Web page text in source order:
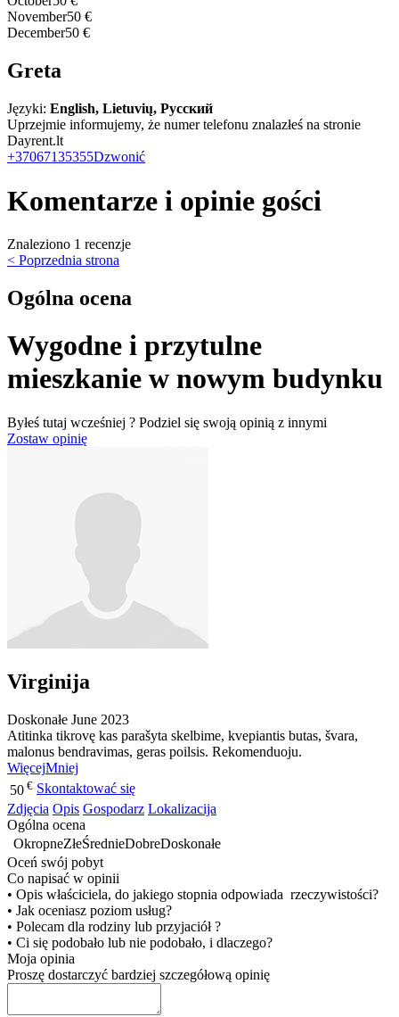
November50 €
December50 €
Greta
Języki: English, Lietuvių, Русский
Uprzejmie informujemy, że numer telefonu znalazłeś na stronie
Dayrent.lt
+37067135355Dzwonić
Komentarze i opinie gości
Znaleziono 1 recenzje
< Poprzednia strona
Ogólna ocena
Wygodne i przytulne
mieszkanie w nowym budynku
Byłeś tutaj wcześniej ? Podziel się swoją opinią z innymi
Zostaw opinię
Virginija
Doskonałe June 2023
Atitinka tikrovę kas parašyta skelbime, kvepiantis butas, švara,
malonus bendravimas, geras poilsis. Rekomenduoju.
WięcejMniej
50 € Skontaktować się
Zdjęcia Opis Gospodarz Lokalizacija
Ogólna ocena
OkropneZłeŚrednieDobreDoskonałe
Oceń swój pobyt
Co napisać w opinii
• Opis właściciela, do jakiego stopnia odpowiada rzeczywistości?
• Jak oceniasz poziom usług?
• Polecam dla rodziny lub przyjaciół ?
• Ci się podobało lub nie podobało, i dlaczego?
Moja opinia
Proszę dostarczyć bardziej szczegółową opinię